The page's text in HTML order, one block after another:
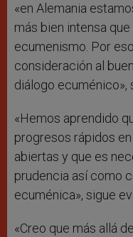
«en Alemania
más bien intensa que
ecumenismo. Por
consideración al
diálogo ecuménico»,
«Hemos aprendido
progresos rápidos
abiertas y que es
prudencia así como
ecuménica», sigue
«Creo que más allá